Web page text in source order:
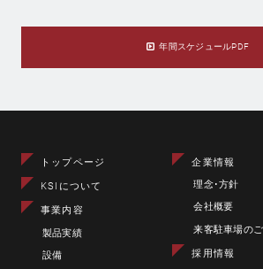
年間スケジュールPDF
トップページ
KSIについて
事業内容
製品実績
設備
企業情報
理念･方針
会社概要
来客駐車場の
採用情報